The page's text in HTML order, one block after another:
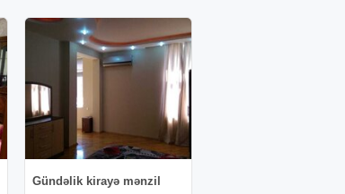
Gündəlik kirayə mənzil